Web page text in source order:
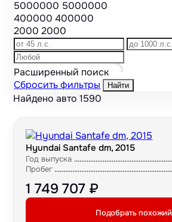
5000000 5000000
400000400000
20002000
Расширенный поиск
Сбросить фильтры
Найти
Найдено авто1590
Hyundai Santafe dm, 2015
Год выпуска
Пробег
1 749 707 ₽
Подобрать похожий